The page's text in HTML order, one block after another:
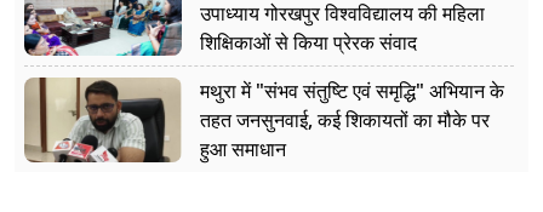
उपाध्याय गोरखपुर विश्वविद्यालय की महिला
शिक्षिकाओं से किया प्रेरक संवाद
मथुरा में "संभव संतुष्टि एवं समृद्धि" अभियान के
तहत जनसुनवाई, कई शिकायतों का मौके पर
हुआ समाधान